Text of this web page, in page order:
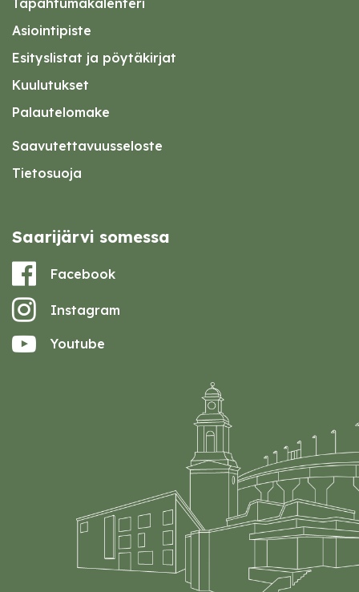
Tapahtumakalenteri
Asiointipiste
Esityslistat ja pöytäkirjat
Kuulutukset
Palautelomake
Saavutettavuusseloste
Tietosuoja
Saarijärvi somessa
Facebook
Instagram
Youtube